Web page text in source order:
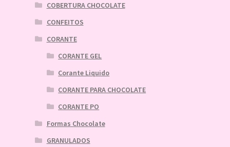
COBERTURA CHOCOLATE
CONFEITOS
CORANTE
CORANTE GEL
Corante Liquido
CORANTE PARA CHOCOLATE
CORANTE PO
Formas Chocolate
GRANULADOS